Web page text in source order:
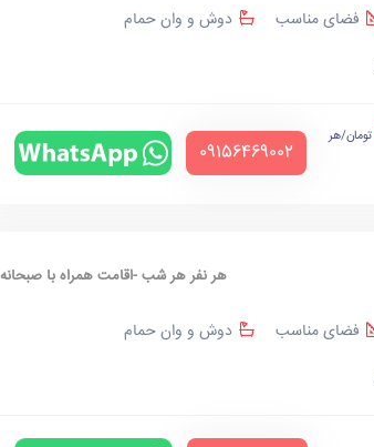
فضای مناسب
دوش و وان حمام
تومان/هر
‪09156469002‬
هر نفر هر شب -اقامت همراه با صبحانه
فضای مناسب
دوش و وان حمام